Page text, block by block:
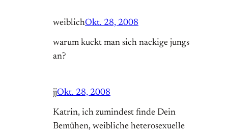
weiblichOkt. 28, 2008
warum kuckt man sich nackige jungs
an?
jjOkt. 28, 2008
Katrin, ich zumindest finde Dein
Bemühen, weibliche heterosexuelle